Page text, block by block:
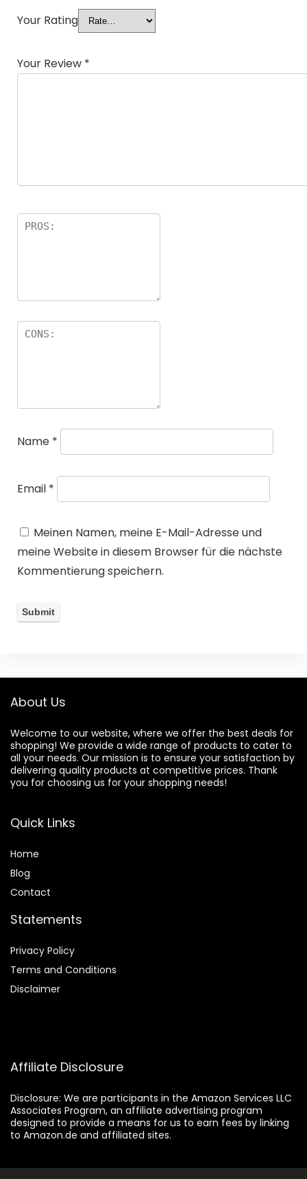
Your Rating
Your Review *
Name *
Email *
Meinen Namen, meine E-Mail-Adresse und
meine Website in diesem Browser für die nächste
Kommentierung speichern.
About Us
Welcome to our website, where we offer the best deals for
shopping! We provide a wide range of products to cater to
all your needs. Our mission is to ensure your satisfaction by
delivering quality products at competitive prices. Thank
you for choosing us for your shopping needs!
Quick Links
Home
Blog
Contact
Statements
Privacy Policy
Terms and Conditions
Disclaimer
Affiliate Disclosure
Disclosure: We are participants in the Amazon Services LLC
Associates Program, an affiliate advertising program
designed to provide a means for us to earn fees by linking
to Amazon.de and affiliated sites.